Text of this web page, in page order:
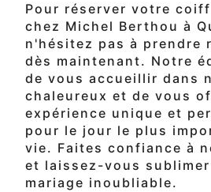
Pour réserver votre
chez Michel Berthou à
n'hésitez pas à prendre
dès maintenant. Notre
de vous accueillir dans
chaleureux et de vous
expérience unique et
pour le jour le plus
vie. Faites confiance à
et laissez-vous
mariage inoubliable.